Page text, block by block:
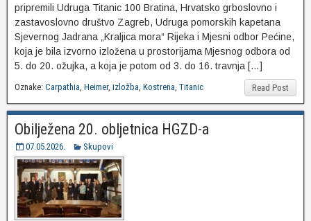
pripremili Udruga Titanic 100 Bratina, Hrvatsko grboslovno i
zastavoslovno društvo Zagreb, Udruga pomorskih kapetana
Sjevernog Jadrana „Kraljica mora“ Rijeka i Mjesni odbor Pećine,
koja je bila izvorno izložena u prostorijama Mjesnog odbora od
5. do 20. ožujka, a koja je potom od 3. do 16. travnja […]
Read Post
Oznake: Carpathia, Heimer, izložba, Kostrena, Titanic
Obilježena 20. obljetnica HGZD-a
07.05.2026. Skupovi